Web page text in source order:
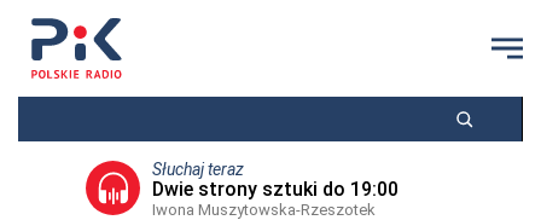
Słuchaj teraz
Dwie strony sztuki do 19:00
Iwona Muszytowska-Rzeszotek